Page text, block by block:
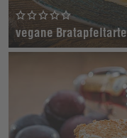
vegane Bratapfeltarte